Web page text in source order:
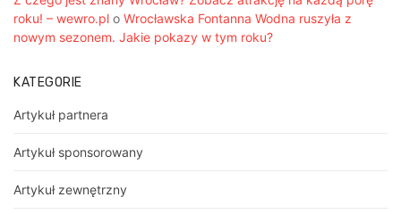
roku! – wewro.pl o Wrocławska Fontanna Wodna ruszyła z
nowym sezonem. Jakie pokazy w tym roku?
KATEGORIE
Artykuł partnera
Artykuł sponsorowany
Artykuł zewnętrzny